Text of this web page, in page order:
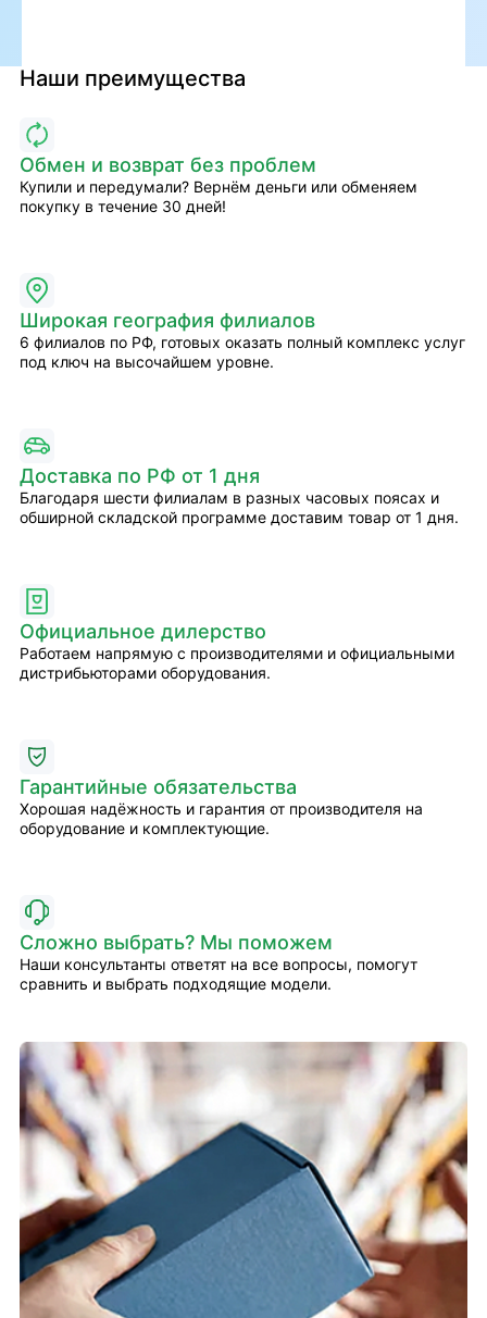
Наши преимущества
Обмен и возврат без проблем
Купили и передумали? Вернём деньги или обменяем
покупку в течение 30 дней!
Широкая география филиалов
6 филиалов по РФ, готовых оказать полный комплекс услуг
под ключ на высочайшем уровне.
Доставка по РФ от 1 дня
Благодаря шести филиалам в разных часовых поясах и
обширной складской программе доставим товар от 1 дня.
Официальное дилерство
Работаем напрямую с производителями и официальными
дистрибьюторами оборудования.
Гарантийные обязательства
Хорошая надёжность и гарантия от производителя на
оборудование и комплектующие.
Сложно выбрать? Мы поможем
Наши консультанты ответят на все вопросы, помогут
сравнить и выбрать подходящие модели.